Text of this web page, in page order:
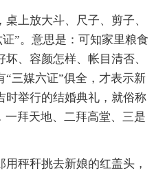
上放大斗、尺子、剪子、
”。意思是：可知家里粮食
、容颜怎样、帐目清否、
“三媒六证”俱全，才表示新
时举行的结婚典礼，就俗称
一拜天地、二拜高堂、三是
秤秆挑去新娘的红盖头，